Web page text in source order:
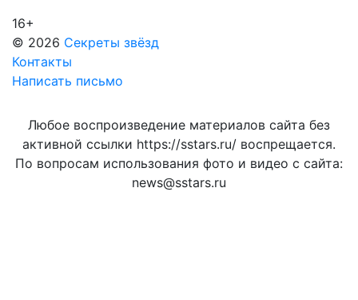
16+
© 2026 Секреты звёзд
Контакты
Написать письмо
Любое воспроизведение материалов сайта без
активной ссылки https://sstars.ru/ воспрещается.
По вопросам использования фото и видео с сайта:
news@sstars.ru